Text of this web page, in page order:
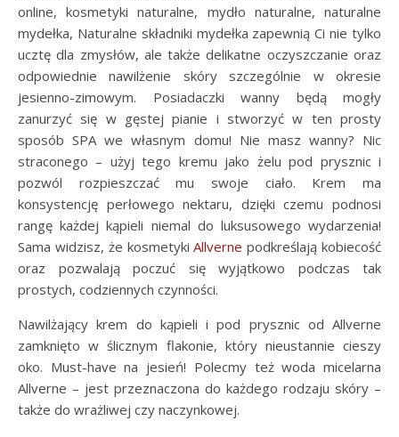
online, kosmetyki naturalne, mydło naturalne, naturalne
mydełka, Naturalne składniki mydełka zapewnią Ci nie tylko
ucztę dla zmysłów, ale także delikatne oczyszczanie oraz
odpowiednie nawilżenie skóry szczególnie w okresie
jesienno-zimowym. Posiadaczki wanny będą mogły
zanurzyć się w gęstej pianie i stworzyć w ten prosty
sposób SPA we własnym domu! Nie masz wanny? Nic
straconego – użyj tego kremu jako żelu pod prysznic i
pozwól rozpieszczać mu swoje ciało. Krem ma
konsystencję perłowego nektaru, dzięki czemu podnosi
rangę każdej kąpieli niemal do luksusowego wydarzenia!
Sama widzisz, że kosmetykiAllverne podkreślają kobiecość
oraz pozwalają poczuć się wyjątkowo podczas tak
prostych, codziennych czynności.
Nawilżający krem do kąpieli i pod prysznic od Allverne
zamknięto w ślicznym flakonie, który nieustannie cieszy
oko. Must-have na jesień! Polecmy też woda micelarna
Allverne – jest przeznaczona do każdego rodzaju skóry –
także do wrażliwej czy naczynkowej.